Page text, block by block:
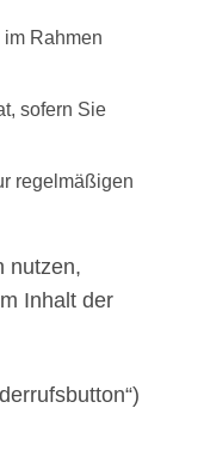
Rahmen
sofern Sie
regelmäßigen
nutzen,
Inhalt der